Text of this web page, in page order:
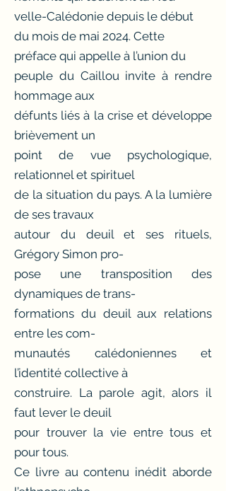
velle-Calédonie depuis le début
du mois de mai 2024. Cette
préface qui appelle à l’union du
peuple du Caillou invite à rendre
hommage aux
défunts liés à la crise et développe
brièvement un
point de vue psychologique,
relationnel et spirituel
de la situation du pays. A la lumière
de ses travaux
autour du deuil et ses rituels,
Grégory Simon pro-
pose une transposition des
dynamiques de trans-
formations du deuil aux relations
entre les com-
munautés calédoniennes et
l’identité collective à
construire. La parole agit, alors il
faut lever le deuil
pour trouver la vie entre tous et
pour tous.
Ce livre au contenu inédit aborde